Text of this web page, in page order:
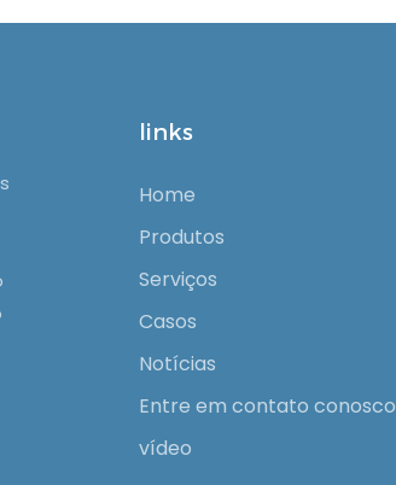
links
Home
Produtos
Serviços
Casos
Notícias
Entre em contato conosco
vídeo